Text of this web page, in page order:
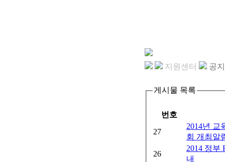
지원센터 공
게시물 목록
번호
27
2014년 교
회 개최알
26
2014 정부
내